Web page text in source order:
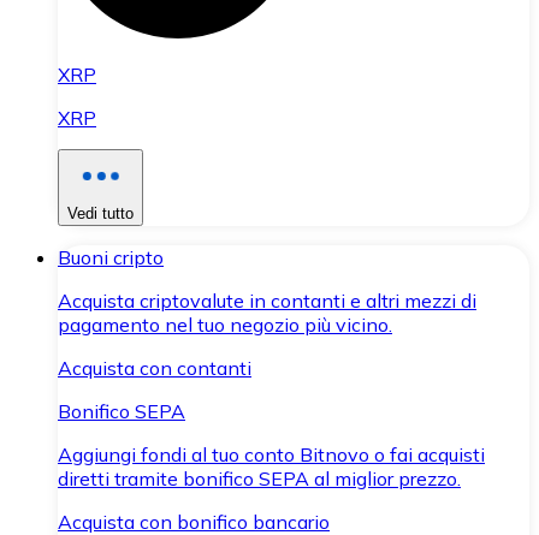
XRP
XRP
Vedi tutto
Buoni cripto
Acquista criptovalute in contanti e altri mezzi di
pagamento nel tuo negozio più vicino.
Acquista con contanti
Bonifico SEPA
Aggiungi fondi al tuo conto Bitnovo o fai acquisti
diretti tramite bonifico SEPA al miglior prezzo.
Acquista con bonifico bancario